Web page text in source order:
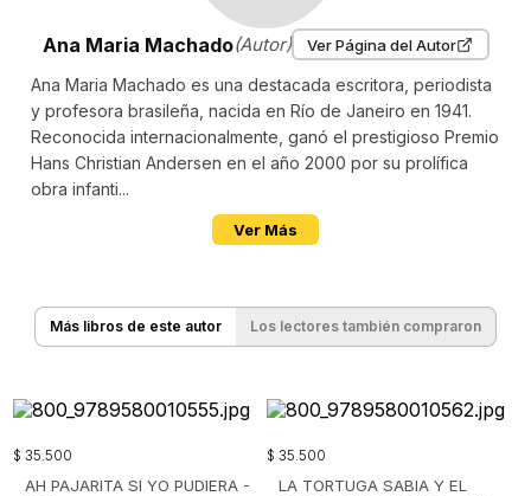
Ana Maria Machado(Autor) Ver Página del Autor
Ana Maria Machado es una destacada escritora, periodista
y profesora brasileña, nacida en Río de Janeiro en 1941.
Reconocida internacionalmente, ganó el prestigioso Premio
Hans Christian Andersen en el año 2000 por su prolífica
obra infanti...
Ver Más
Más libros de este autor Los lectores también compraron
$ 35.500
AH PAJARITA SI YO PUDIERA -
$ 35.500
LA TORTUGA SABIA Y EL